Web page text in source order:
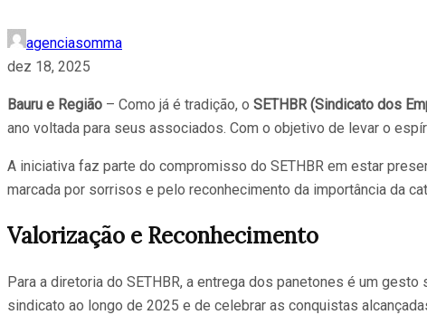
agenciasomma
dez 18, 2025
Bauru e Região – Como já é tradição, o SETHBR (Sindicato dos
ano voltada para seus associados. Com o objetivo de levar o
A iniciativa faz parte do compromisso do SETHBR em estar
marcada por sorrisos e pelo reconhecimento da importância da
Valorização e Reconhecimento
Para a diretoria do SETHBR, a entrega dos panetones é um
sindicato ao longo de 2025 e de celebrar as conquistas